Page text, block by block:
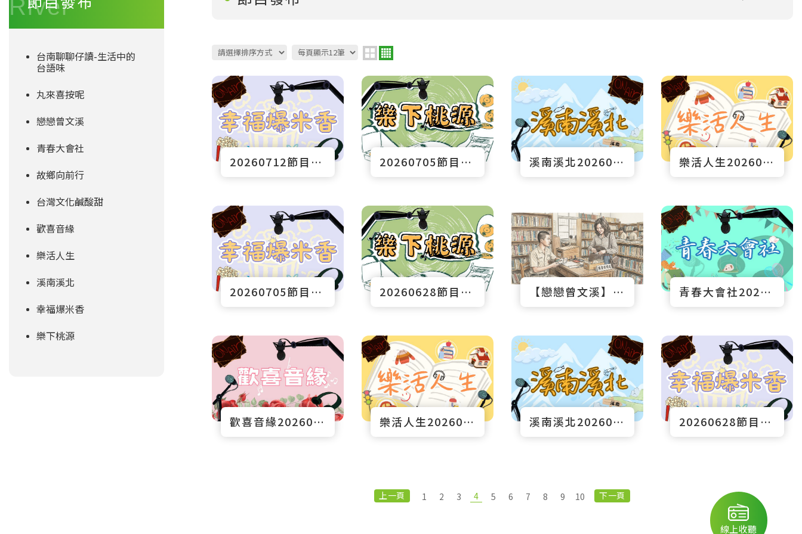
台南聊聊仔讀-生活中的
台語味
丸來喜按呢
戀戀曾文溪
青春大會社
故鄉向前行
台灣文化鹹酸甜
歡喜音緣
樂活人生
溪南溪北
幸福爆米香
樂下桃源
20260712節目預告 20260705節目預告 溪南溪北20260705節目預告 樂活人生20260705節目預告
20260705節目預告 20260628節目預告 【戀戀曾文溪】用聽ê台語文學 14 青春大會社20260628
歡喜音緣20260628 樂活人生20260628節目預告 溪南溪北20260628節目預告 20260628節目預告
上一頁 1 2 3 4 5 6 7 8 9 10 下一頁
線上收聽